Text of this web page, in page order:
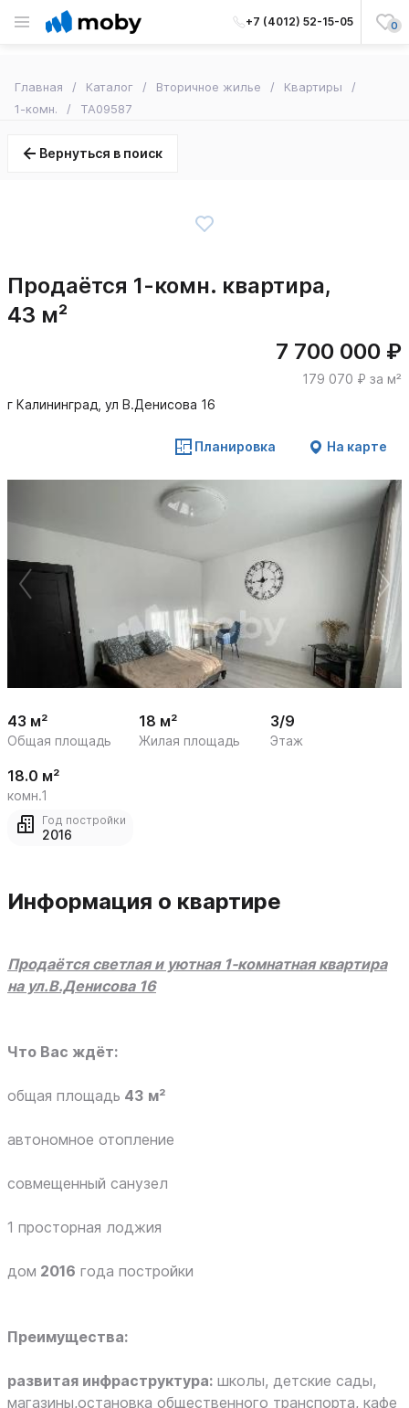
+7 (4012) 52-15-05 0
Главная Каталог Вторичное жилье
Квартиры
1-комн.
TA09587
Вернуться в поиск
Продаётся 1-комн. квартира,
43 м²
7 700 000 ₽
179 070 ₽ за м²
г Калининград, ул В.Денисова 16
Планировка На карте
1
/
6
43 м²
Общая площадь
18 м²
Жилая площадь
3/9
Этаж
18.0 м²
комн.1
Год постройки
2016
Информация о квартире
Продаётся светлая и уютная 1‑комнатная квартира
на ул.В.Денисова 16
Что Вас ждёт:
общая площадь 43 м²
автономное отопление
совмещенный санузел
1 просторная лоджия
дом 2016 года постройки
Преимущества:
развитая инфраструктура: школы, детские сады,
магазины,остановка общественного транспорта, кафе